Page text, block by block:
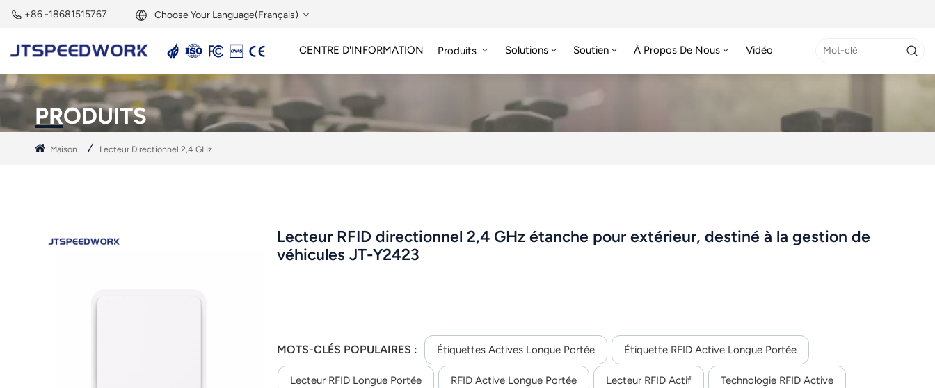
+86 -18681515767 Choose Your Language(Français)
English
Français
Deutsch
CENTRE D'INFORMATION Produits Solutions Soutien À Propos De Nous Vidéo
PRODUITS
Maison Lecteur Directionnel 2,4 GHz
Lecteur RFID directionnel 2,4 GHz étanche pour extérieur, destiné à la gestion de
véhicules JT-Y2423
MOTS-CLÉS POPULAIRES : Étiquettes Actives Longue Portée Étiquette RFID Active Longue Portée
Lecteur RFID Longue Portée RFID Active Longue Portée Lecteur RFID Actif Technologie RFID Active